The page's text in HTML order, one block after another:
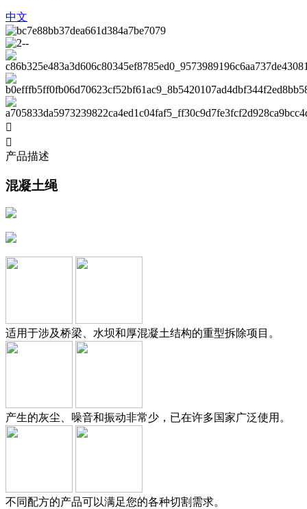
中文


产品描述
混凝土绳
适用于涉及桥梁、水坝和厚混凝土结构的重型拆除项目。
产生的灰尘、噪音和振动非常少，已在许多国家广泛使用。
不同配方的产品可以满足您的各种切割需求。